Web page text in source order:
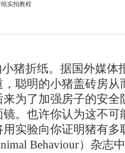
实拍教程
猪折纸。据国外媒体
聪明的小猪盖砖房从
为了加强房子的安全
。也许你认为这不可
实验向你证明猪有多
Behaviour）杂志